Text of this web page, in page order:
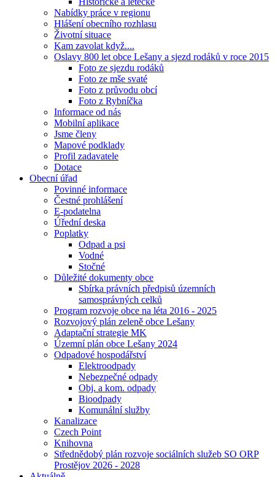
Nabídky práce v regionu
Hlášení obecního rozhlasu
Životní situace
Kam zavolat když....
Oslavy 800 let obce Lešany a sjezd rodáků v roce 2015
Foto ze sjezdu rodáků
Foto ze mše svaté
Foto z průvodu obcí
Foto z Rybníčka
Informace od nás
Mobilní aplikace
Jsme členy
Mapové podklady
Profil zadavatele
Dotace
Obecní úřad
Povinné informace
Čestné prohlášení
E-podatelna
Úřední deska
Poplatky
Odpad a psi
Vodné
Stočné
Důležité dokumenty obce
Sbírka právních předpisů územních
samosprávných celků
Program rozvoje obce na léta 2016 - 2025
Rozvojový plán zeleně obce Lešany
Adaptační strategie MK
Územní plán obce Lešany 2024
Odpadové hospodářství
Elektroodpady
Nebezpečné odpady
Obj. a kom. odpady
Bioodpady
Komunální služby
Kanalizace
Czech Point
Knihovna
Střednědobý plán rozvoje sociálních služeb SO ORP
Prostějov 2026 - 2028